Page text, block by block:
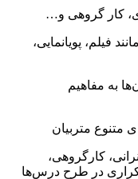
کار گروهی و…
فیلم، پویانمایی،
به مفاهیم
متنوع متربیان
کارگروهی،
در طرح درس‌ها